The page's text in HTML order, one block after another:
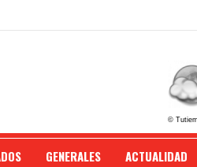
GENERALES ACTUALIDAD